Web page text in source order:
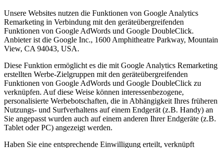
Unsere Websites nutzen die Funktionen von Google Analytics
Remarketing in Verbindung mit den geräteübergreifenden
Funktionen von Google AdWords und Google DoubleClick.
Anbieter ist die Google Inc., 1600 Amphitheatre Parkway, Mountain
View, CA 94043, USA.
Diese Funktion ermöglicht es die mit Google Analytics Remarketing
erstellten Werbe-Zielgruppen mit den geräteübergreifenden
Funktionen von Google AdWords und Google DoubleClick zu
verknüpfen. Auf diese Weise können interessenbezogene,
personalisierte Werbebotschaften, die in Abhängigkeit Ihres früheren
Nutzungs- und Surfverhaltens auf einem Endgerät (z.B. Handy) an
Sie angepasst wurden auch auf einem anderen Ihrer Endgeräte (z.B.
Tablet oder PC) angezeigt werden.
Haben Sie eine entsprechende Einwilligung erteilt, verknüpft